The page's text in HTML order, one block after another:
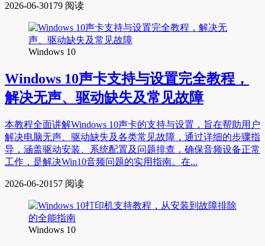
2026-06-30179 阅读
Windows 10
Windows 10声卡支持与设置完全教程，
解决无声、驱动缺失及常见故障
本教程全面讲解Windows 10声卡的支持与设置，旨在帮助用户
解决电脑无声、驱动缺失及各类常见故障，通过详细的步骤指
导，涵盖驱动安装、系统配置及问题排查，确保音频设备正常
工作，是解决Win10音频问题的实用指南。在...
2026-06-20157 阅读
Windows 10